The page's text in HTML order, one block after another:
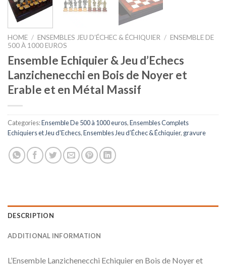
HOME / ENSEMBLES JEU D’ÉCHEC & ÉCHIQUIER / ENSEMBLE DE
500 À 1000 EUROS
Ensemble Echiquier & Jeu d’Echecs
Lanzichenecchi en Bois de Noyer et
Erable et en Métal Massif
Categories:Ensemble De 500 à 1000 euros,Ensembles Complets
Echiquiers et Jeu d'Echecs,Ensembles Jeu d’Échec & Échiquier, gravure
DESCRIPTION
ADDITIONAL INFORMATION
L’Ensemble Lanzichenecchi Echiquier en Bois de Noyer et